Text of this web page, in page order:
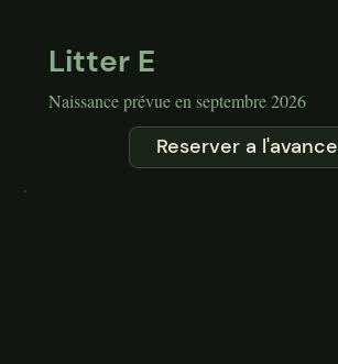
Litter E
Naissance prévue en septembre 2026
Reserver a l'avance